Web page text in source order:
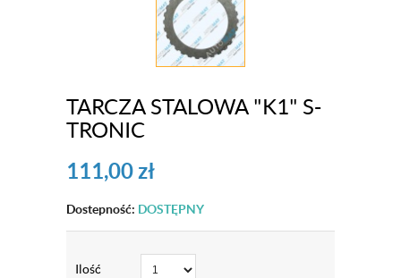
TARCZA STALOWA "K1" S-
TRONIC
111,00zł
Dostepność: DOSTĘPNY
Ilość